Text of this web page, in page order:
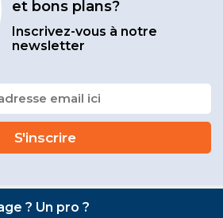
et bons plans?
Inscrivez-vous à notre
newsletter
? Un pro ?